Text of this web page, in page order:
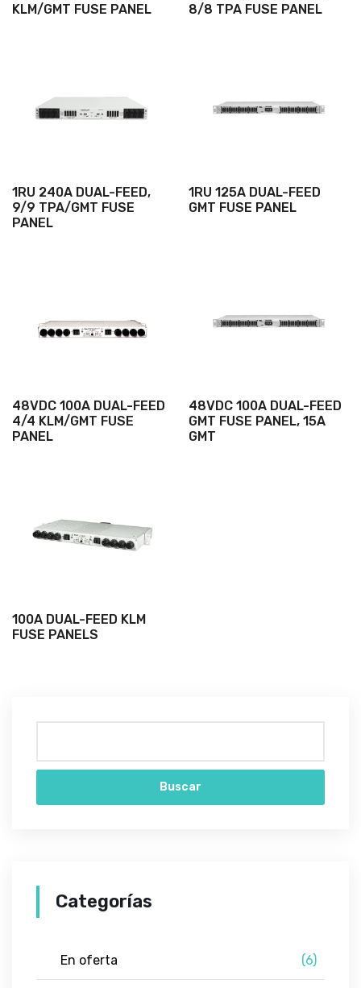
KLM/GMT FUSE PANEL
8/8 TPA FUSE PANEL
1RU 240A DUAL-FEED,
9/9 TPA/GMT FUSE
PANEL
1RU 125A DUAL-FEED
GMT FUSE PANEL
48VDC 100A DUAL-FEED
4/4 KLM/GMT FUSE
PANEL
48VDC 100A DUAL-FEED
GMT FUSE PANEL, 15A
GMT
100A DUAL-FEED KLM
FUSE PANELS
Buscar
Categorías
En oferta (6)